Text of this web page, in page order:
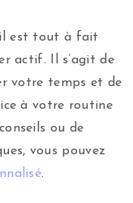
il est tout à fait
actif. Il s’agit de
votre temps et de
à votre routine
ou de
vous pouvez
.